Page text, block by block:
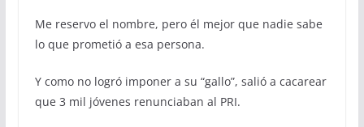
Me reservo el nombre, pero él mejor que nadie sabe
lo que prometió a esa persona.
Y como no logró imponer a su “gallo”, salió a cacarear
que 3 mil jóvenes renunciaban al PRI.